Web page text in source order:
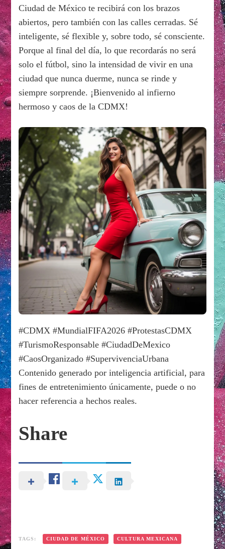
Ciudad de México te recibirá con los brazos
abiertos, pero también con las calles cerradas. Sé
inteligente, sé flexible y, sobre todo, sé consciente.
Porque al final del día, lo que recordarás no será
solo el fútbol, sino la intensidad de vivir en una
ciudad que nunca duerme, nunca se rinde y
siempre sorprende. ¡Bienvenido al infierno
hermoso y caos de la CDMX!
#CDMX #MundialFIFA2026 #ProtestasCDMX
#TurismoResponsable #CiudadDeMexico
#CaosOrganizado #SupervivenciaUrbana
Contenido generado por inteligencia artificial, para
fines de entretenimiento únicamente, puede o no
hacer referencia a hechos reales.
Share
TAGS: CIUDAD DE MÉXICO CULTURA MEXICANA